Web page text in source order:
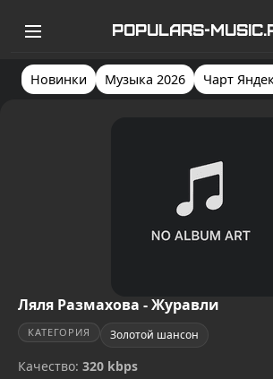
POPULARS-
Новинки Музыка 2026 Чарт
Ляля Размахова - Журавли
КАТЕГОРИЯ Золотой шансон
Качество: 320 kbps